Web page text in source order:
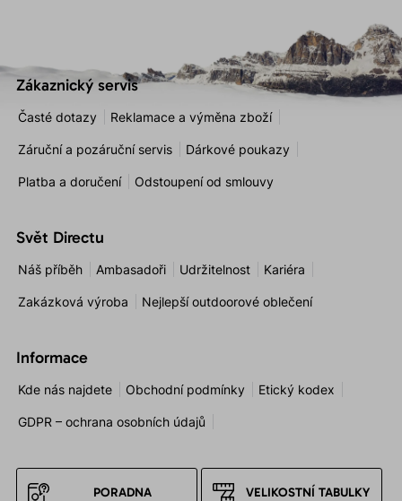
Zákaznický servis
Časté dotazy Reklamace a výměna zboží
Záruční a pozáruční servis Dárkové poukazy
Platba a doručení Odstoupení od smlouvy
Svět Directu
Náš příběh Ambasadoři Udržitelnost Kariéra
Zakázková výroba Nejlepší outdoorové oblečení
Informace
Kde nás najdete Obchodní podmínky Etický kodex
GDPR – ochrana osobních údajů
PORADNA VELIKOSTNÍ TABULKY